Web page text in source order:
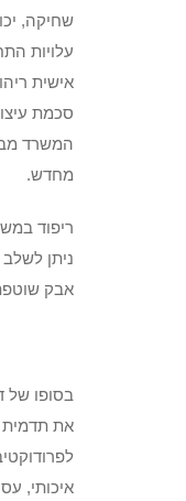
שחיקה,
עלויות
אישית
סכמת
המשרד
מחדש.
ריפוד
ניתן
אבק
בסופו של
את תדמית
איכותי,